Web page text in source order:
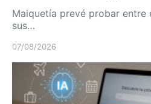
Maiquetía prevé probar entre
sus…
07/08/2026